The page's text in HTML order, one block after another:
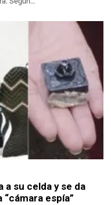
a su celda y se da
espía”